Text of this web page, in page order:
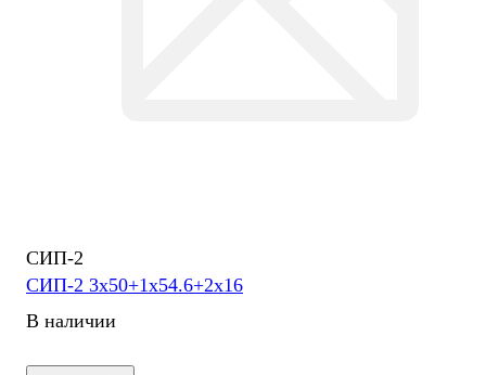
СИП-2
СИП-2 3х50+1х54.6+2х16
В наличии